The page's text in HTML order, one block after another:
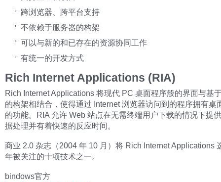
跨浏览器、跨平台支持
不依赖于服务器的构架
可以与新的和已存在的资源协同工作
有统一的开发方式
Rich Internet Applications (RIA)
Rich Internet Applications 将现代 PC 桌面程序般的界面与基
的构架相结合，使得通过 Internet 浏览器访问到的程序拥有桌
的功能。RIA 允许 Web 站点在无需终端用户下载的情况下提
据处理并有着快速的反应时间。
商业 2.0 杂志（2004 年 10 月）将 Rich Internet Applications
年被关注的十项技术之一。
bindows官方